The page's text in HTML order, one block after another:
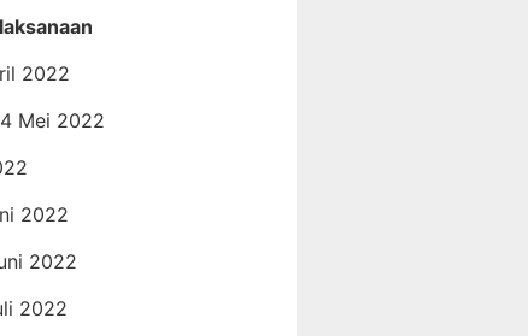
2022
Mei 2022
2022
2022
2022